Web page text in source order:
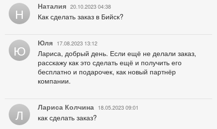
Н Наталия 20.10.2023 04:38
Как сделать заказ в Бийск?
Ю Юля 17.08.2023 13:12
Лариса, добрый день. Если ещё не делали заказ,
расскажу как это сделать ещё и получить его
бесплатно и подарочек, как новый партнёр
компании.
Л Лариса Колчина 18.05.2023 09:01
как сделать заказ?